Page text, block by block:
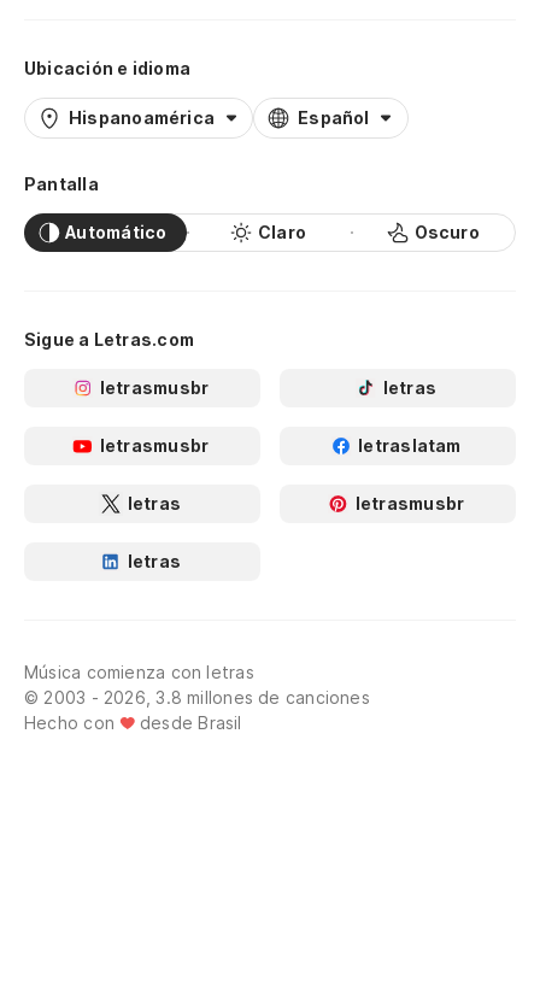
Ubicación e idioma
Hispanoamérica Español
Pantalla
Automático Claro Oscuro
Sigue a Letras.com
letrasmusbr letras
letrasmusbr letraslatam
letras letrasmusbr
letras
Música comienza con letras
© 2003 - 2026, 3.8 millones de canciones
Hecho con
desde Brasil